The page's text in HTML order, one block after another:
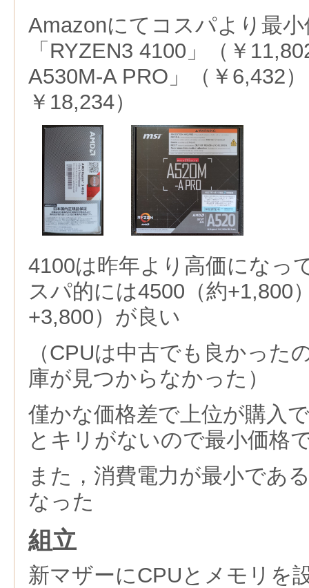
Amazonにてコスパより最
「RYZEN3 4100」（ ￥
A530M-A PRO」（ ￥6,432
￥18,234）
4100は昨年より高価になっ
スパ的には4500（約+1,800
+3,800）が良い
（CPUは中古でも良かった
庫が見つからなかった）
僅かな価格差で上位が購入
とキリがないので最小価格
また，消費電力が最小であ
なった
組立
新マザーにCPUとメモリを